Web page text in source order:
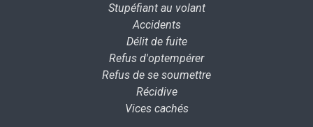
Stupéfiant au volant
Accidents
Délit de fuite
Refus d'optempérer
Refus de se soumettre
Récidive
Vices cachés